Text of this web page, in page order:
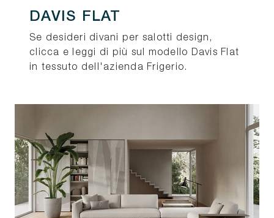
DAVIS FLAT
Se desideri divani per salotti design,
clicca e leggi di più sul modello Davis Flat
in tessuto dell'azienda Frigerio.